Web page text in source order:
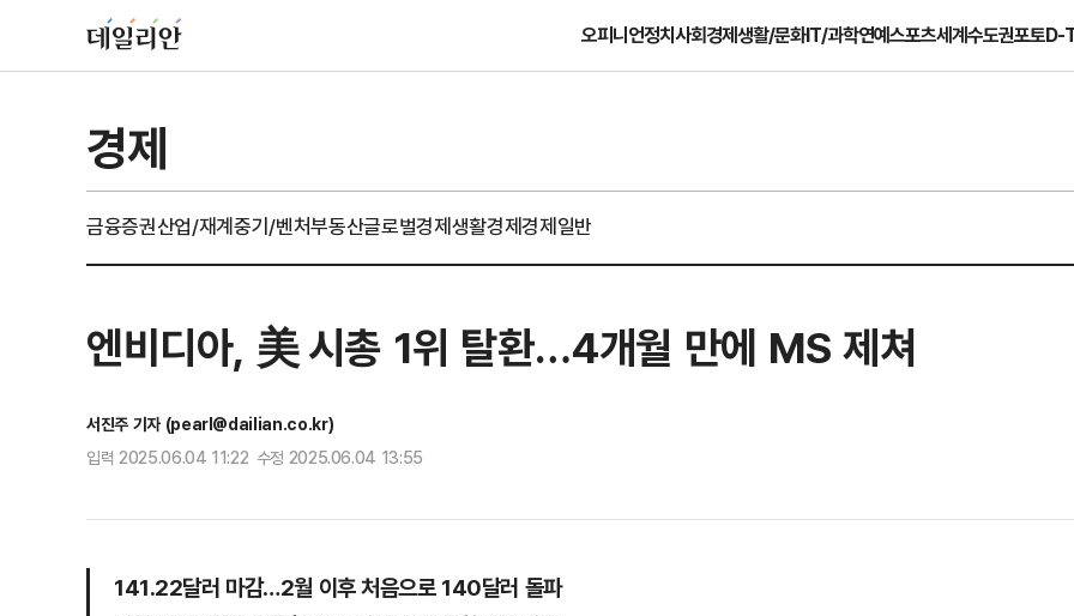
오피니언정치사회경제생활/문화IT/과학연예스포츠세계수도권포토D-
경제
금융증권산업/재계중기/벤처부동산글로벌경제생활경제경제일반
엔비디아, 美 시총 1위 탈환…4개월 만에 MS 제쳐
서진주 기자 (pearl@dailian.co.kr)
입력 2025.06.04 11:22 수정 2025.06.04 13:55
141.22달러 마감…2월 이후 처음으로 140달러 돌파